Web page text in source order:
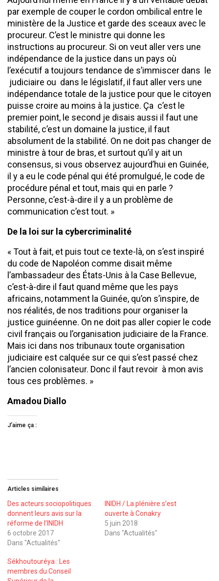
par exemple de couper le cordon ombilical entre le
ministère de la Justice et garde des sceaux avec le
procureur. C’est le ministre qui donne les
instructions au procureur. Si on veut aller vers une
indépendance de la justice dans un pays où
l’exécutif a toujours tendance de s’immiscer dans le
judiciaire ou dans le législatif, il faut aller vers une
indépendance totale de la justice pour que le citoyen
puisse croire au moins à la justice. Ça c’est le
premier point, le second je disais aussi il faut une
stabilité, c’est un domaine la justice, il faut
absolument de la stabilité. On ne doit pas changer de
ministre à tour de bras, et surtout qu’il y ait un
consensus, si vous observez aujourd’hui en Guinée,
il y a eu le code pénal qui été promulgué, le code de
procédure pénal et tout, mais qui en parle ?
Personne, c’est-à-dire il y a un problème de
communication c’est tout. »
De la loi sur la cybercriminalité
« Tout à fait, et puis tout ce texte-là, on s’est inspiré
du code de Napoléon comme disait même
l’ambassadeur des États-Unis à la Case Bellevue,
c’est-à-dire il faut quand même que les pays
africains, notamment la Guinée, qu’on s’inspire, de
nos réalités, de nos traditions pour organiser la
justice guinéenne. On ne doit pas aller copier le code
civil français ou l’organisation judiciaire de la France.
Mais ici dans nos tribunaux toute organisation
judiciaire est calquée sur ce qui s’est passé chez
l’ancien colonisateur. Donc il faut revoir à mon avis
tous ces problèmes. »
Amadou Diallo
J’aime ça :
Articles similaires
Des acteurs sociopolitiques
donnent leurs avis sur la
réforme de l’INIDH
6 octobre 2017
Dans "Actualités"
INIDH / La plénière s’est
ouverte à Conakry
5 juin 2018
Dans "Actualités"
Sékhoutouréya : Les
membres du Conseil